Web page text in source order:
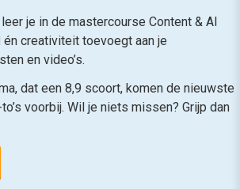
je in de mastercourse Content & AI
creativiteit toevoegt aan je
en video’s.
dat een 8,9 scoort, komen de nieuwste
voorbij. Wil je niets missen? Grijp dan